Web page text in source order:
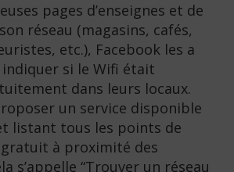
pages d’enseignes et de
réseau (magasins, cafés,
etc.), Facebook les a
indiquer si le Wifi était
dans leurs locaux.
un service disponible
listant tous les points de
à proximité des
s’appelle “Trouver un réseau